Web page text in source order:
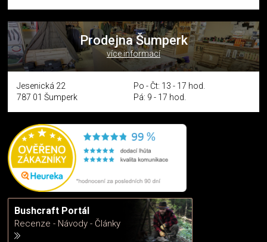
Prodejna Šumperk
více informací
Jesenická 22
787 01 Šumperk
Po - Čt: 13 - 17 hod.
Pá: 9 - 17 hod.
Bushcraft Portál
Recenze - Návody - Články